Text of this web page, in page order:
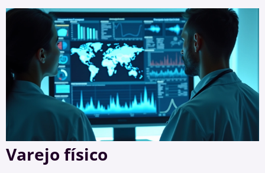
Varejo físico